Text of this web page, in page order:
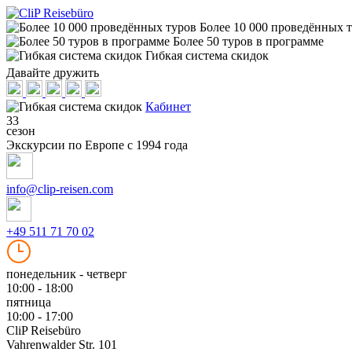
Более 10 000 проведённых
Более 50 туров в программе
Гибкая система скидок
Давайте дружить
Кабинет
33
сезон
Экскурсии по Европе с 1994 года
info@clip-reisen.com
+49 511 71 70 02
понедельник - четверг
10:00 - 18:00
пятница
10:00 - 17:00
CliP Reisebüro
Vahrenwalder Str. 101